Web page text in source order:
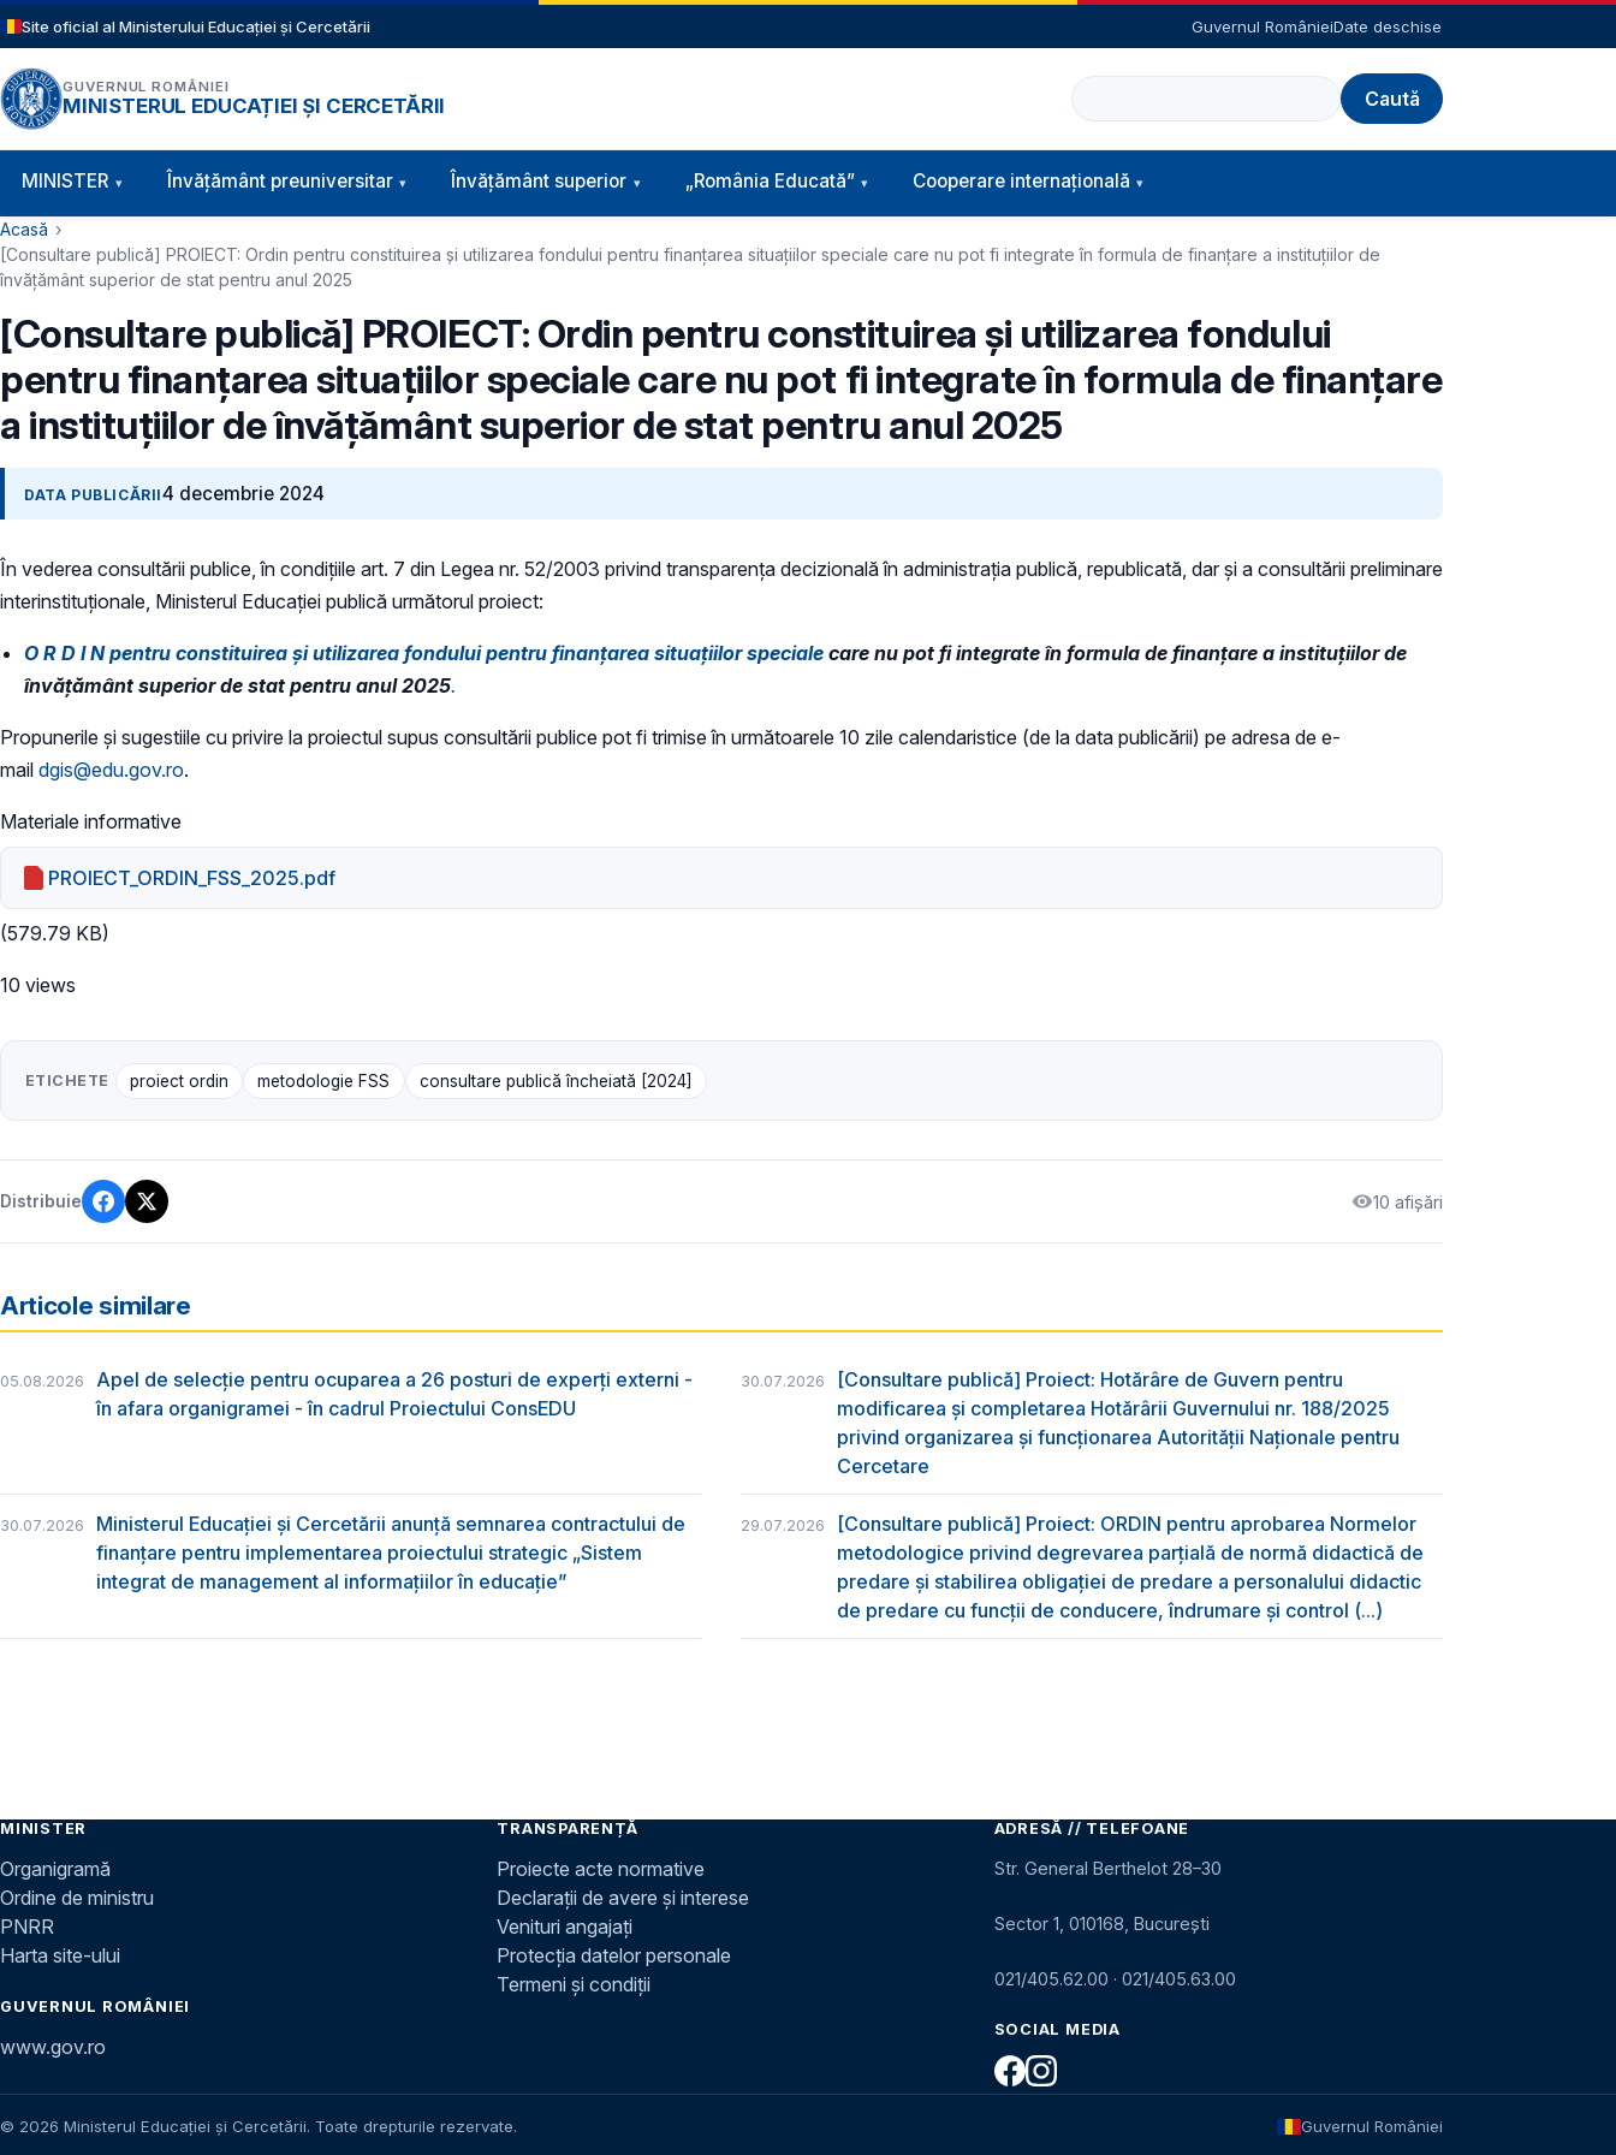
Sari la conținutul principal
Site oficial al Ministerului Educației și Cercetării Guvernul RomânieiDate deschise
GUVERNUL ROMÂNIEI
MINISTERUL EDUCAȚIEI ȘI CERCETĂRII
Caută
Navigație principală
MINISTER Învăţământ preuniversitar Învățământ superior „România Educată” Cooperare internațională
Cale de navigare
Acasă
[Consultare publică] PROIECT: Ordin pentru constituirea și utilizarea fondului pentru finanțarea situațiilor speciale care nu pot fi integrate în formula de finanțare a instituțiilor de
învățământ superior de stat pentru anul 2025
[Consultare publică] PROIECT: Ordin pentru constituirea și utilizarea fondului
pentru finanțarea situațiilor speciale care nu pot fi integrate în formula de finanțare
a instituțiilor de învățământ superior de stat pentru anul 2025
DATA PUBLICĂRII4 decembrie 2024
În vederea consultării publice, în condiţiile art. 7 din Legea nr. 52/2003 privind transparenţa decizională în administraţia publică, republicată, dar și a consultării preliminare
interinstituționale, Ministerul Educaţiei publică următorul proiect:
O R D I N pentru constituirea și utilizarea fondului pentru finanțarea situațiilor speciale care nu pot fi integrate în formula de finanțare a instituțiilor de
învățământ superior de stat pentru anul 2025.
Propunerile și sugestiile cu privire la proiectul supus consultării publice pot fi trimise în următoarele 10 zile calendaristice (de la data publicării) pe adresa de e-
mail dgis@edu.gov.ro.
Materiale informative
PROIECT_ORDIN_FSS_2025.pdf
(579.79 KB)
10 views
ETICHETE proiect ordin metodologie FSS consultare publică încheiată [2024]
Distribuie 10 afișări
Articole similare
05.08.2026
Apel de selecție pentru ocuparea a 26 posturi de experți externi -
în afara organigramei - în cadrul Proiectului ConsEDU
30.07.2026
[Consultare publică] Proiect: Hotărâre de Guvern pentru
modificarea și completarea Hotărârii Guvernului nr. 188/2025
privind organizarea şi funcţionarea Autorităţii Naţionale pentru
Cercetare
30.07.2026
Ministerul Educației și Cercetării anunță semnarea contractului de
finanțare pentru implementarea proiectului strategic „Sistem
integrat de management al informațiilor în educație”
29.07.2026
[Consultare publică] Proiect: ORDIN pentru aprobarea Normelor
metodologice privind degrevarea parțială de normă didactică de
predare şi stabilirea obligaţiei de predare a personalului didactic
de predare cu funcții de conducere, îndrumare și control (...)
MINISTER
Organigramă
Ordine de ministru
PNRR
Harta site-ului
GUVERNUL ROMÂNIEI
www.gov.ro
TRANSPARENȚĂ
Proiecte acte normative
Declarații de avere și interese
Venituri angajați
Protecția datelor personale
Termeni și condiții
ADRESĂ // TELEFOANE
Str. General Berthelot 28–30
Sector 1, 010168, București
021/405.62.00 · 021/405.63.00
SOCIAL MEDIA
© 2026 Ministerul Educației și Cercetării. Toate drepturile rezervate. Guvernul României